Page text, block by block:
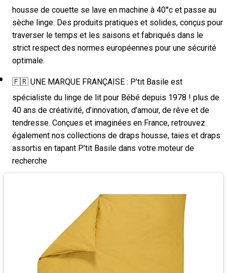
housse de couette se lave en machine à 40°c et passe au
sèche linge. Des produits pratiques et solides, conçus pour
traverser le temps et les saisons et fabriqués dans le
strict respect des normes européennes pour une sécurité
optimale.
🇫🇷 UNE MARQUE FRANÇAISE : P'tit Basile est
spécialiste du linge de lit pour Bébé depuis 1978 ! plus de
40 ans de créativité, d’innovation, d’amour, de rêve et de
tendresse. Conçues et imaginées en France, retrouvez
également nos collections de draps housse, taies et draps
assortis en tapant P'tit Basile dans votre moteur de
recherche